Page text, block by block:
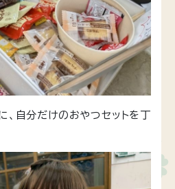
、自分だけのおやつセットを丁